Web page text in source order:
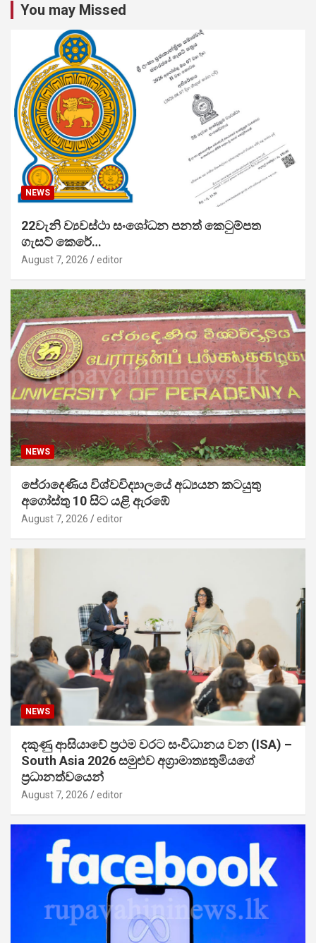
You may Missed
NEWS
22වැනි ව්‍යවස්ථා සංශෝධන පනත් කෙටුම්පත
ගැසට් කෙරේ…
August 7, 2026 editor
NEWS
පේරාදෙණිය විශ්වවිද්‍යාලයේ අධ්‍යයන කටයුතු
අගෝස්තු 10 සිට යළි ඇරඹේ
August 7, 2026 editor
NEWS
දකුණු ආසියාවේ ප්‍රථම වරට සංවිධානය වන (ISA) –
South Asia 2026 සමුළුව අග්‍රාමාත්‍යතුමියගේ
ප්‍රධානත්වයෙන්
August 7, 2026 editor